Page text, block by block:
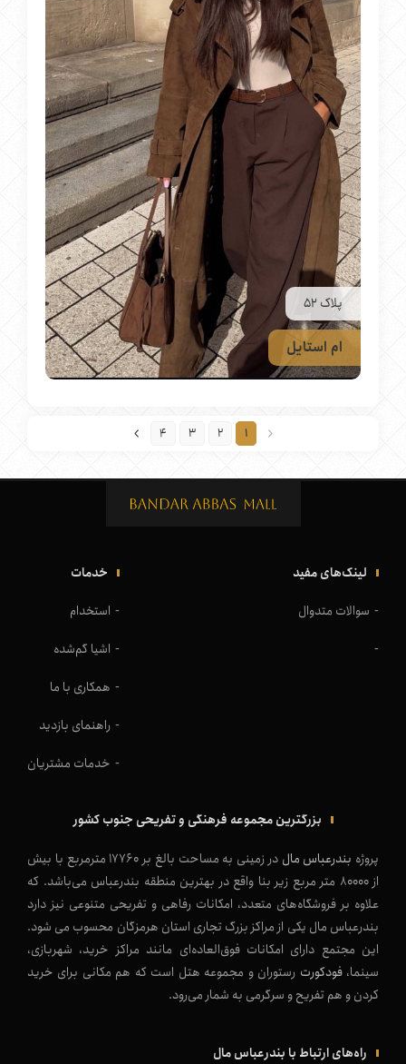
پلاک 52
ام استایل
‹
1
2
3
4
›
لینک‌های مفید
سوالات متدوال
خدمات
استخدام
اشیا گم‌شده
همکاری با ما
راهنمای بازدید
خدمات مشتریان
بزرگترین مجموعه فرهنگی و تفریحی جنوب کشور
پروژه بندرعباس مال
در زمینی به مساحت بالغ بر 17760 مترمربع با بیش
از 80000 متر مربع زیر بنا واقع در بهترین منطقه بندرعباس می‌باشد. که
علاوه بر فروشگاه‌های متعدد، امکانات رفاهی و تفریحی متنوعی نیز دارد
بندرعباس مال یکی از مراکز بزرگ تجاری استان هرمزگان محسوب می شود.
این مجتمع دارای امکانات فوق‌العاده‌ای‌ مانند مراکز خرید، شهربازی،
سینما،فودکورت رستوران و مجموعه هتل است که هم مکانی برای خرید
کردن و هم تفریح و سرگرمی به شمار می‌رود.
راه‌های ارتباط با بندرعباس مال